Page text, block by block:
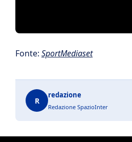
Fonte: SportMediaset
R
redazione
Redazione SpazioInter